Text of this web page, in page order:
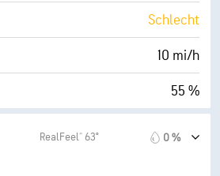
10 mi
30000 ft
Schlecht
10 mi/h
55 %
RealFeel® 63° 0 %